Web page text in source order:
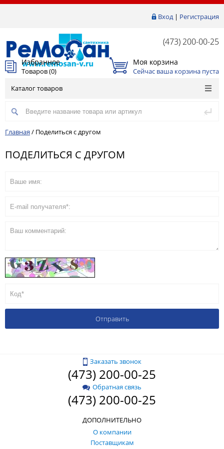
Вход| Регистрация
(473) 200-00-25
Избранное
Товаров (0)
Моя корзина
Сейчас ваша корзина пуста
Каталог товаров
Главная / Поделиться с другом
ПОДЕЛИТЬСЯ С ДРУГОМ
Заказать звонок
(473) 200-00-25
Обратная связь
(473) 200-00-25
ДОПОЛНИТЕЛЬНО
О компании
Поставщикам